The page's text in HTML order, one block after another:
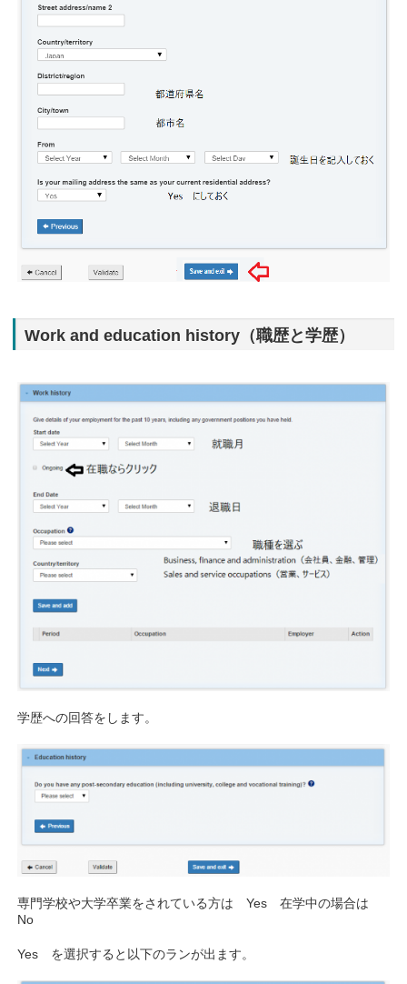
Work and education history（職歴と学歴）
学歴への回答をします。
専門学校や大学卒業をされている方は Yes 在学中の場合は
No
Yes を選択すると以下のランが出ます。